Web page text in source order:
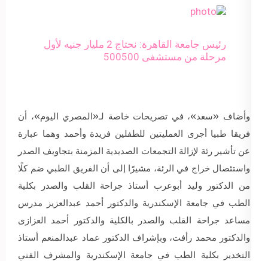
رئيس جامعة القاهرة: نحتاج 2 مليار جنيه لأول
مرحلة من مستشفى 500500
وأضاف «سعد»، في تصريحات خاصة لـ«المصري اليوم»، أن
فريقا طبيا أجرى العمليتين للطفلين فريدة وأحمد وهما عبارة
عن تأشير رئة لإزالة التجمعات الصديدية المزمنة بتجاويف الصدر
واستئصال خراج في الرئة، مشيرًا إلى أن الفريق الطبي ضم كلًا
من الدكتور وليد أبوعرب أستاذ جراحة القلب والصدر بكلية
الطب في جامعة الإسكندرية والدكتور أحمد عبدالعزيز مدرس
مساعد جراحة القلب والصدر بالكلية والدكتور أحمد العزازى
والدكتور محمد رأفت، وبإشراف الدكتور عماد عبدالمنعم أستاذ
التخدير بكلية الطب في جامعة الإسكندرية والمشرف الفني